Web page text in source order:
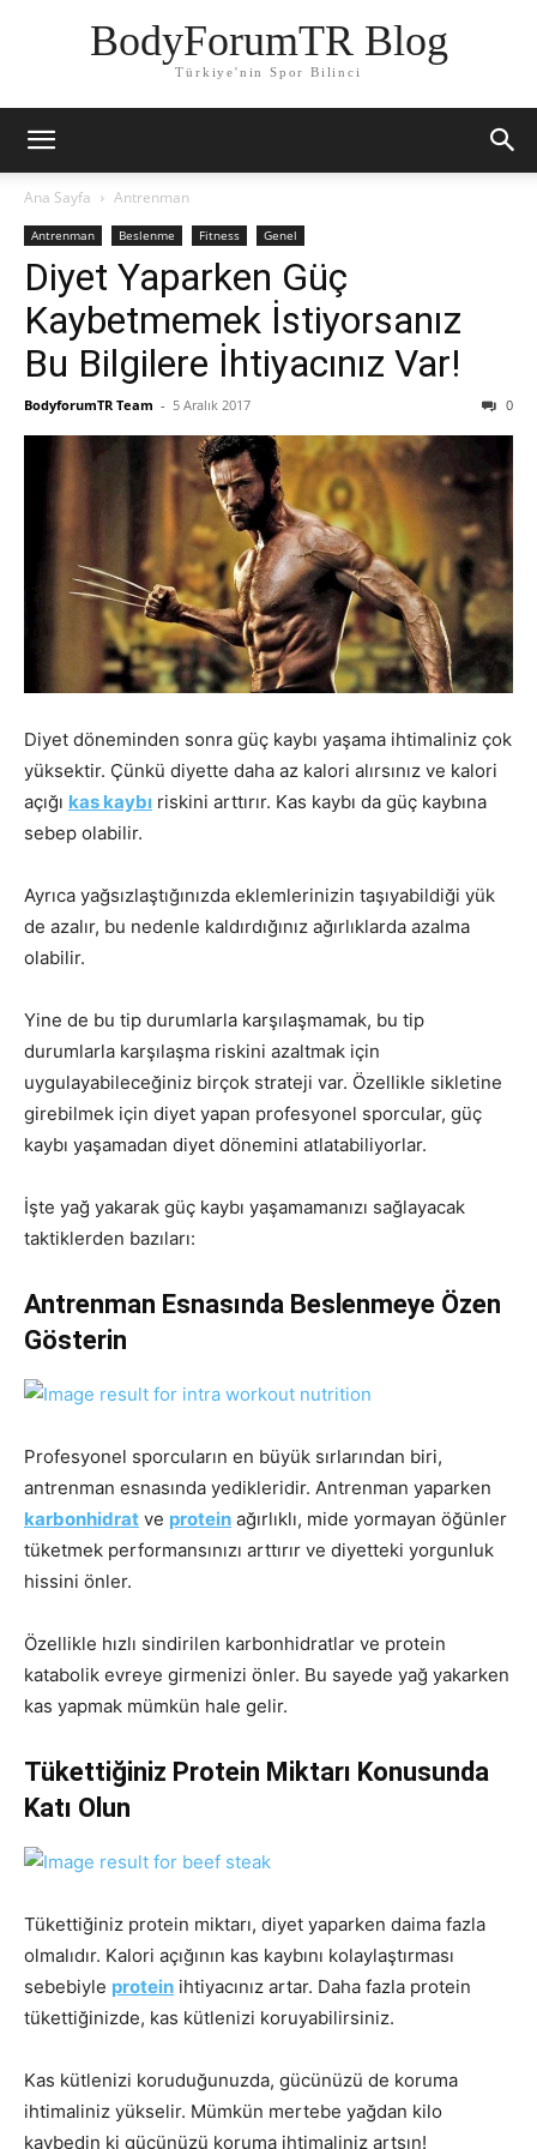
BodyForumTR Blog
Türkiye'nin Spor Bilinci
Ana Sayfa Antrenman
Antrenman Beslenme Fitness Genel
Diyet Yaparken Güç
Kaybetmemek İstiyorsanız
Bu Bilgilere İhtiyacınız Var!
BodyforumTR Team - 5 Aralık 2017 0
Diyet döneminden sonra güç kaybı yaşama ihtimaliniz çok
yüksektir. Çünkü diyette daha az kalori alırsınız ve kalori
açığı kas kaybı riskini arttırır. Kas kaybı da güç kaybına
sebep olabilir.
Ayrıca yağsızlaştığınızda eklemlerinizin taşıyabildiği yük
de azalır, bu nedenle kaldırdığınız ağırlıklarda azalma
olabilir.
Yine de bu tip durumlarla karşılaşmamak, bu tip
durumlarla karşılaşma riskini azaltmak için
uygulayabileceğiniz birçok strateji var. Özellikle sikletine
girebilmek için diyet yapan profesyonel sporcular, güç
kaybı yaşamadan diyet dönemini atlatabiliyorlar.
İşte yağ yakarak güç kaybı yaşamamanızı sağlayacak
taktiklerden bazıları:
Antrenman Esnasında Beslenmeye Özen
Gösterin
Profesyonel sporcuların en büyük sırlarından biri,
antrenman esnasında yedikleridir. Antrenman yaparken
karbonhidrat ve protein ağırlıklı, mide yormayan öğünler
tüketmek performansınızı arttırır ve diyetteki yorgunluk
hissini önler.
Özellikle hızlı sindirilen karbonhidratlar ve protein
katabolik evreye girmenizi önler. Bu sayede yağ yakarken
kas yapmak mümkün hale gelir.
Tükettiğiniz Protein Miktarı Konusunda
Katı Olun
Tükettiğiniz protein miktarı, diyet yaparken daima fazla
olmalıdır. Kalori açığının kas kaybını kolaylaştırması
sebebiyle protein ihtiyacınız artar. Daha fazla protein
tükettiğinizde, kas kütlenizi koruyabilirsiniz.
Kas kütlenizi koruduğunuzda, gücünüzü de koruma
ihtimaliniz yükselir. Mümkün mertebe yağdan kilo
kaybedin ki gücünüzü koruma ihtimaliniz artsın!